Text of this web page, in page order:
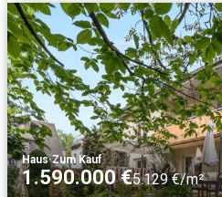
Haus·Zum Kauf
1.590.000 €5.129 €/m²